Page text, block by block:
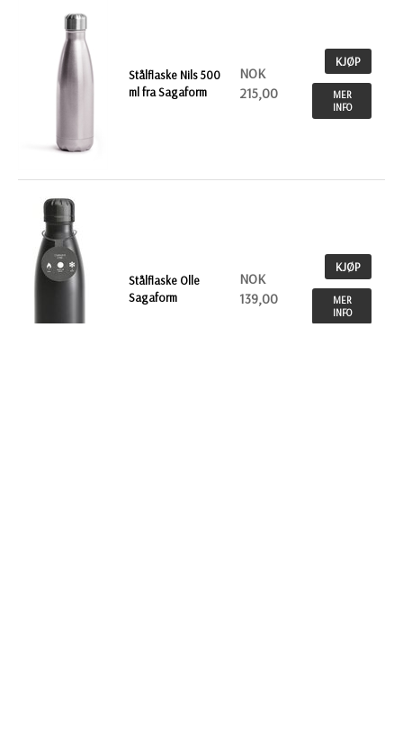
Stålflaske Nils 500
ml fra Sagaform
NOK
215,00
KJØP
MER
INFO
Stålflaske Olle
Sagaform
NOK
139,00
KJØP
MER
INFO